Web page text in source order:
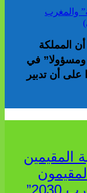
المملكة
ومسؤولا” في
على أن تدبير
المقيمين